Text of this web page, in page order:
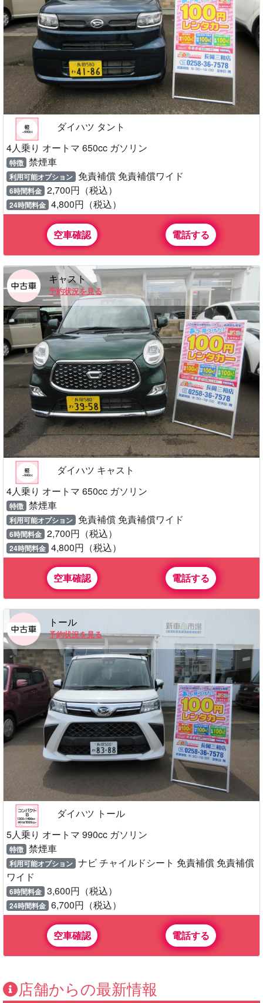
ダイハツ タント
4人乗り オートマ 650cc ガソリン
特徴 禁煙車
利用可能オプション 免責補償 免責補償ワイド
6時間料金 2,700円（税込）
24時間料金 4,800円（税込）
空車確認 電話する
キャスト
予約状況を見る
ダイハツ キャスト
4人乗り オートマ 650cc ガソリン
特徴 禁煙車
利用可能オプション 免責補償 免責補償ワイド
6時間料金 2,700円（税込）
24時間料金 4,800円（税込）
空車確認 電話する
トール
予約状況を見る
ダイハツ トール
5人乗り オートマ 990cc ガソリン
特徴 禁煙車
利用可能オプション ナビ チャイルドシート 免責補償 免責補償
ワイド
6時間料金 3,600円（税込）
24時間料金 6,700円（税込）
空車確認 電話する
店舗からの最新情報